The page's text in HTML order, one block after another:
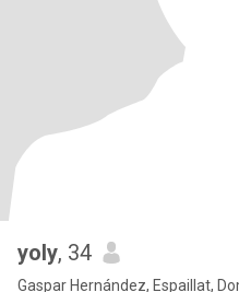
yoly, 34
Gaspar Hernández, Espaillat,